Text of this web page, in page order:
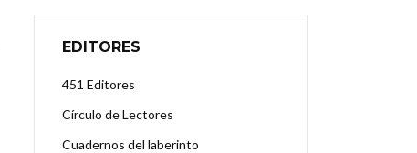
EDITORES
451 Editores
Círculo de Lectores
Cuadernos del laberinto